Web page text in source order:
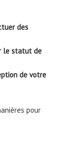
des
le statut de
de votre
pour